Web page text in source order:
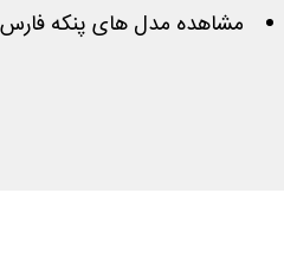
مشاهده مدل های پنکه